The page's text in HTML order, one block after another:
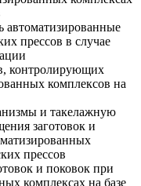
автоматизированные
прессов в случае
контролирующих
комплексов на
и такелажную
заготовок и
прессов
и поковок при
комплексах на базе